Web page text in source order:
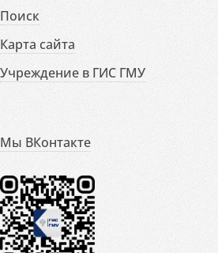
Поиск
Карта сайта
Учреждение в ГИС ГМУ
Мы ВКонтакте